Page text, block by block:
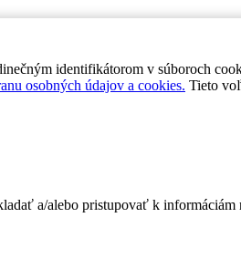
identifikátorom v súboroch
osobných údajov a cookies. Tieto
a/alebo pristupovať k informáciám